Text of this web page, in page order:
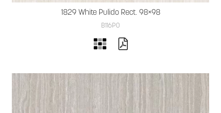
1829 White Pulido Rect. 98×98
B116PO